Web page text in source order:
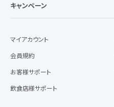
キャンペーン
マイアカウント
会員規約
お客様サポート
飲食店様サポート